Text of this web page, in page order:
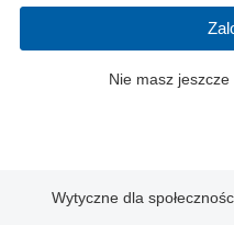
Nie masz
Wytyczne dla